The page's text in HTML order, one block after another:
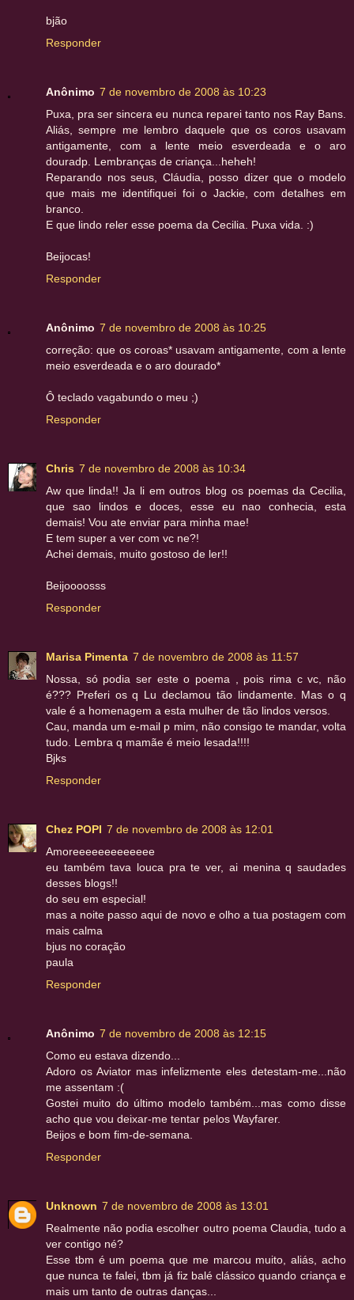
bjão
Responder
Anônimo 7 de novembro de 2008 às 10:23
Puxa, pra ser sincera eu nunca reparei tanto nos Ray Bans.
Aliás, sempre me lembro daquele que os coros usavam
antigamente, com a lente meio esverdeada e o aro
douradp. Lembranças de criança...heheh!
Reparando nos seus, Cláudia, posso dizer que o modelo
que mais me identifiquei foi o Jackie, com detalhes em
branco.
E que lindo reler esse poema da Cecilia. Puxa vida. :)
Beijocas!
Responder
Anônimo 7 de novembro de 2008 às 10:25
correção: que os coroas* usavam antigamente, com a lente
meio esverdeada e o aro dourado*
Ô teclado vagabundo o meu ;)
Responder
Chris 7 de novembro de 2008 às 10:34
Aw que linda!! Ja li em outros blog os poemas da Cecilia,
que sao lindos e doces, esse eu nao conhecia, esta
demais! Vou ate enviar para minha mae!
E tem super a ver com vc ne?!
Achei demais, muito gostoso de ler!!
Beijoooosss
Responder
Marisa Pimenta 7 de novembro de 2008 às 11:57
Nossa, só podia ser este o poema , pois rima c vc, não
é??? Preferi os q Lu declamou tão lindamente. Mas o q
vale é a homenagem a esta mulher de tão lindos versos.
Cau, manda um e-mail p mim, não consigo te mandar, volta
tudo. Lembra q mamãe é meio lesada!!!!
Bjks
Responder
Chez POPI 7 de novembro de 2008 às 12:01
Amoreeeeeeeeeeeee
eu também tava louca pra te ver, ai menina q saudades
desses blogs!!
do seu em especial!
mas a noite passo aqui de novo e olho a tua postagem com
mais calma
bjus no coração
paula
Responder
Anônimo 7 de novembro de 2008 às 12:15
Como eu estava dizendo...
Adoro os Aviator mas infelizmente eles detestam-me...não
me assentam :(
Gostei muito do último modelo também...mas como disse
acho que vou deixar-me tentar pelos Wayfarer.
Beijos e bom fim-de-semana.
Responder
Unknown 7 de novembro de 2008 às 13:01
Realmente não podia escolher outro poema Claudia, tudo a
ver contigo né?
Esse tbm é um poema que me marcou muito, aliás, acho
que nunca te falei, tbm já fiz balé clássico quando criança e
mais um tanto de outras danças...